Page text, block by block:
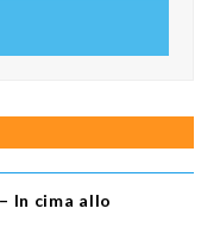
In cima allo